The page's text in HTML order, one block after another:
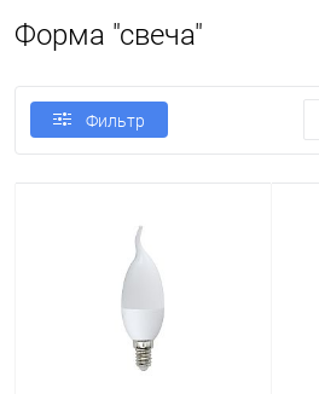
Форма "свеча"
Фильтр